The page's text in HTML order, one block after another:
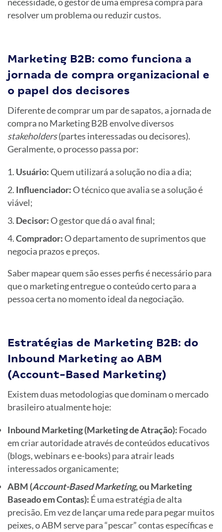
resolver um problema ou reduzir custos.
Marketing B2B: como funciona a
jornada de compra organizacional e
o papel dos decisores
Diferente de comprar um par de sapatos, a jornada de
compra no Marketing B2B envolve diversos
stakeholders(partes interessadas ou decisores).
Geralmente, o processo passa por:
Usuário:Quem utilizará a solução no dia a dia;
Influenciador:O técnico que avalia se a solução é
viável;
Decisor:O gestor que dá o aval final;
Comprador:O departamento de suprimentos que
negocia prazos e preços.
Saber mapear quem são esses perfis é necessário para
que o marketing entregue o conteúdo certo para a
pessoa certa no momento ideal da negociação.
Estratégias de Marketing B2B: do
Inbound Marketing ao ABM
(Account-Based Marketing)
Existem duas metodologias que dominam o mercado
brasileiro atualmente hoje:
Inbound Marketing (Marketing de Atração): Focado
em criar autoridade através de conteúdos educativos
(blogs, webinars e e-books) para atrair leads
interessados organicamente;
ABM (Account-Based Marketing, ou Marketing
Baseado em Contas): É uma estratégia de alta
precisão. Em vez de lançar uma rede para pegar muitos
peixes, o ABM serve para “pescar” contas específicas e